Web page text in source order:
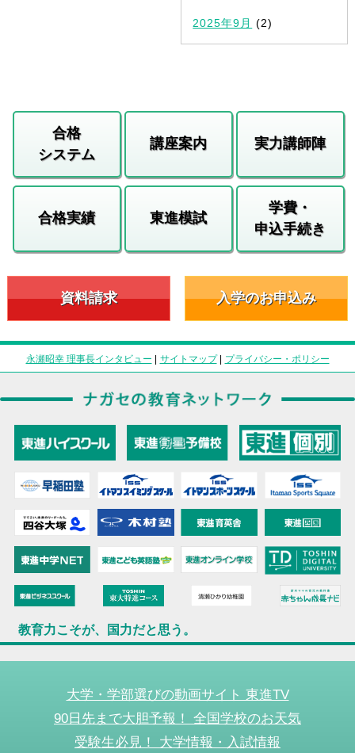
2025年9月 (2)
合格
システム
講座案内 実力講師陣
合格実績 東進模試
学費・
申込手続き
資料請求 入学のお申込み
永瀬昭幸 理事長インタビュー | サイトマップ| プライバシー・ポリシー
教育力こそが、国力だと思う。
大学・学部選びの動画サイト 東進TV
90日先まで大胆予報！ 全国学校のお天気
受験生必見！ 大学情報・入試情報